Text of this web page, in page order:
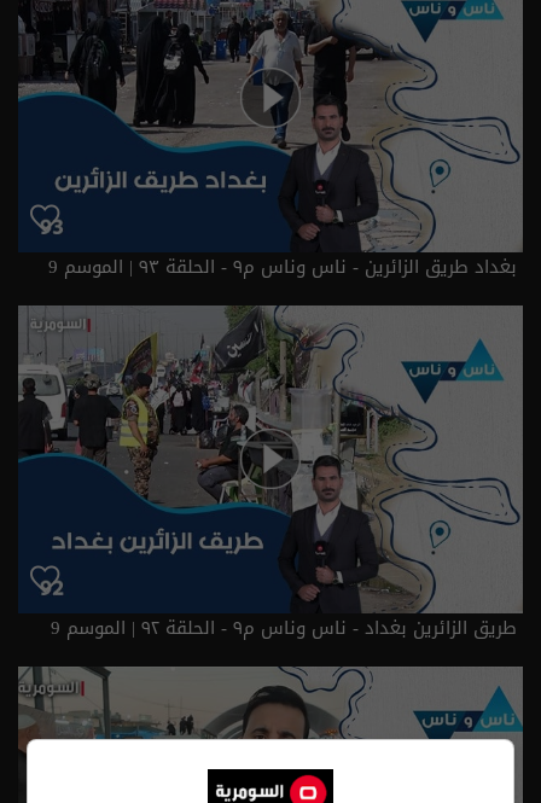
بغداد طريق الزائرين - ناس وناس م٩ - الحلقة ٩٣ | الموسم 9
طريق الزائرين بغداد - ناس وناس م٩ - الحلقة ٩٢ | الموسم 9